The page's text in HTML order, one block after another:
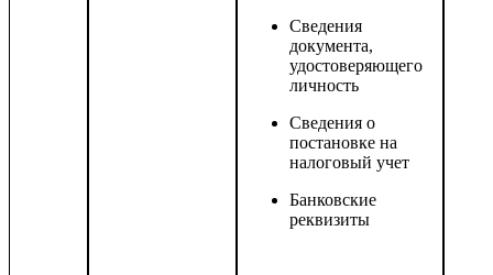
Сведения
документа,
удостоверяющего
личность
Сведения о
постановке на
налоговый учет
Банковские
реквизиты